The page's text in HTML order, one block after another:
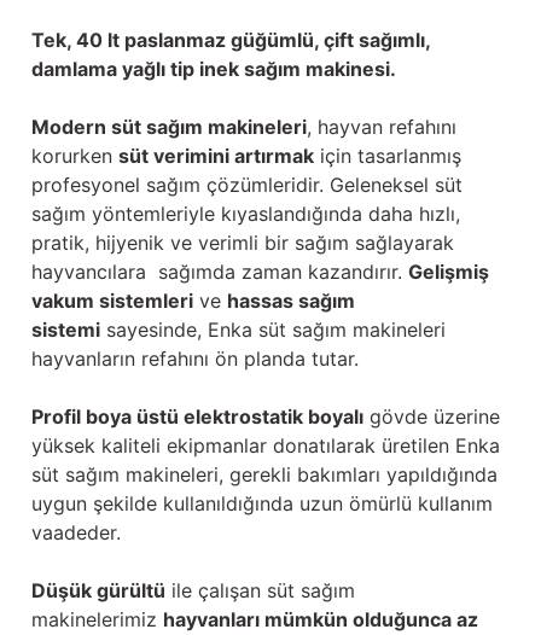
Tek, 40 lt paslanmaz güğümlü, çift sağımlı,
damlama yağlı tip inek sağım makinesi.
Modern süt sağım makineleri, hayvan refahını
korurken süt verimini artırmak için tasarlanmış
profesyonel sağım çözümleridir. Geleneksel süt
sağım yöntemleriyle kıyaslandığında daha hızlı,
pratik, hijyenik ve verimli bir sağım sağlayarak
hayvancılara sağımda zaman kazandırır. Gelişmiş
vakum sistemleri ve hassas sağım
sistemi sayesinde, Enka süt sağım makineleri
hayvanların refahını ön planda tutar.
Profil boya üstü elektrostatik boyalı gövde üzerine
yüksek kaliteli ekipmanlar donatılarak üretilen Enka
süt sağım makineleri, gerekli bakımları yapıldığında
uygun şekilde kullanıldığında uzun ömürlü kullanım
vaadeder.
Düşük gürültü ile çalışan süt sağım
makinelerimiz hayvanları mümkün olduğunca az